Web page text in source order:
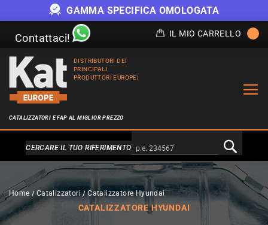
GAMMA SPECIFICA OMOLOGATA
Contattaci! IL MIO CARRELLO
DISTRIBUTORI DEI
PRINCIPALI
PRODUTTORI EUROPEI
CATALIZZATORI E FAP AL MIGLIOR PREZZO
Alternativa a Doofinder
CERCARE IL TUO RIFERIMENTO
Home Catalizzatori Catalizzatore Hyundai
CATALIZZATORE HYUNDAI